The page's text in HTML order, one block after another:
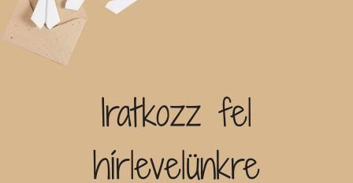
Címke
Új címke hozzáadásaIratkozz fel
hírlevelünkre